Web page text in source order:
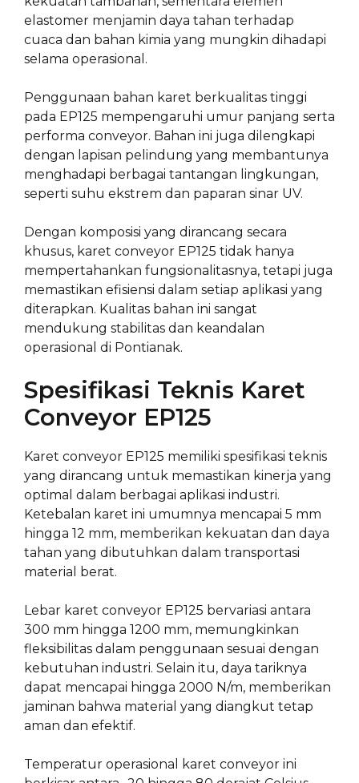
elastomer menjamin daya tahan terhadap
cuaca dan bahan kimia yang mungkin dihadapi
selama operasional.
Penggunaan bahan karet berkualitas tinggi
pada EP125 mempengaruhi umur panjang serta
performa conveyor. Bahan ini juga dilengkapi
dengan lapisan pelindung yang membantunya
menghadapi berbagai tantangan lingkungan,
seperti suhu ekstrem dan paparan sinar UV.
Dengan komposisi yang dirancang secara
khusus, karet conveyor EP125 tidak hanya
mempertahankan fungsionalitasnya, tetapi juga
memastikan efisiensi dalam setiap aplikasi yang
diterapkan. Kualitas bahan ini sangat
mendukung stabilitas dan keandalan
operasional di Pontianak.
Spesifikasi Teknis Karet
Conveyor EP125
Karet conveyor EP125 memiliki spesifikasi teknis
yang dirancang untuk memastikan kinerja yang
optimal dalam berbagai aplikasi industri.
Ketebalan karet ini umumnya mencapai 5 mm
hingga 12 mm, memberikan kekuatan dan daya
tahan yang dibutuhkan dalam transportasi
material berat.
Lebar karet conveyor EP125 bervariasi antara
300 mm hingga 1200 mm, memungkinkan
fleksibilitas dalam penggunaan sesuai dengan
kebutuhan industri. Selain itu, daya tariknya
dapat mencapai hingga 2000 N/m, memberikan
jaminan bahwa material yang diangkut tetap
aman dan efektif.
Temperatur operasional karet conveyor ini